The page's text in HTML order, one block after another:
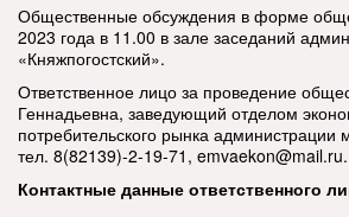
Общественные обсуждения в форме
2023 года в 11.00 в зале заседаний
«Княжпогостский».
Ответственное лицо за проведение
Геннадьевна, заведующий отделом
потребительского рынка
тел. 8(82139)-2-19-71, emvaekon@mail.ru.
Контактные данные ответственного